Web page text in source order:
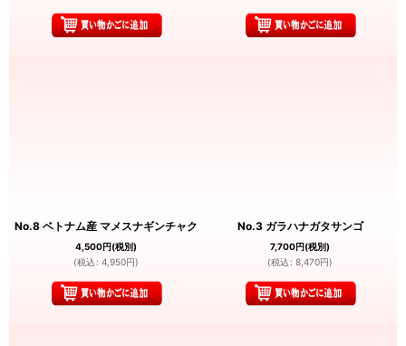
No.8 ベトナム産 マメスナギンチャク
4,500円(税別)
(税込 : 4,950円)
No.3 ガラハナガタサンゴ
7,700円(税別)
(税込 : 8,470円)